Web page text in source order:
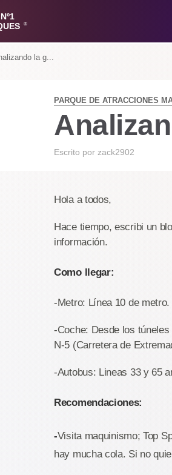
®
la g...
PARQUE DE ATRACCIONES
Escrito por zack2902
Hola a todos,
Hace tiempo, escribi un
información.
Como llegar:
-Metro: Línea 10 de
-Coche: Desde los
N-5 (Carretera de
-Autobus: Lineas 33 y 65
Recomendaciones:
-Visita maquinismo; Top
hay mucha cola. Si no